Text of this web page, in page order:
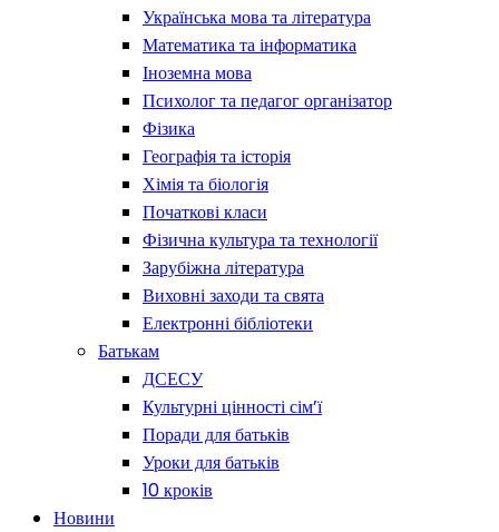
Українська мова та література
Математика та інформатика
Іноземна мова
Психолог та педагог організатор
Фізика
Географія та історія
Хімія та біологія
Початкові класи
Фізична культура та технології
Зарубіжна література
Виховні заходи та свята
Електронні бібліотеки
Батькам
ДСЕСУ
Культурні цінності сім’ї
Поради для батьків
Уроки для батьків
10 кроків
Новини